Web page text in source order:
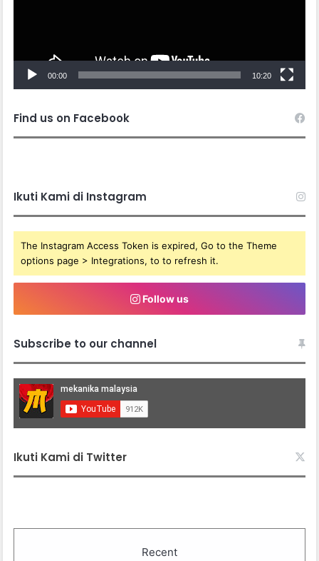
00:00 10:20
Find us on Facebook
Ikuti Kami di Instagram
The Instagram Access Token is expired, Go to the Theme
options page > Integrations, to to refresh it.
Follow us
Subscribe to our channel
Ikuti Kami di Twitter
Recent